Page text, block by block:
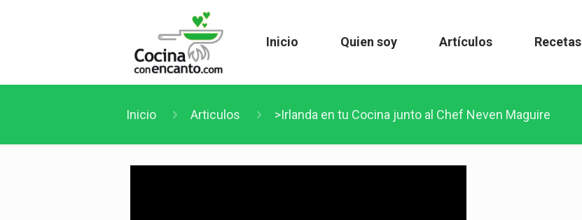
Inicio Quien soy Artículos Recetas
Inicio Articulos >Irlanda en tu Cocina junto al Chef Neven Maguire